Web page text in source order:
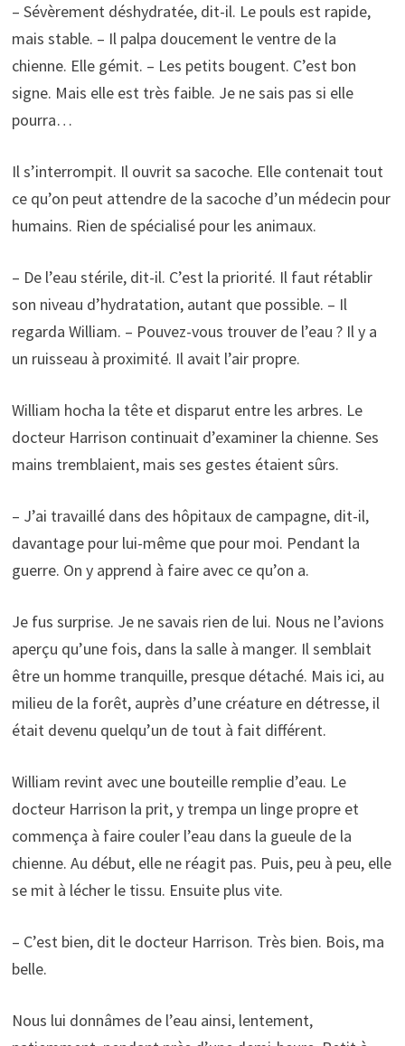
– Sévèrement déshydratée, dit-il. Le pouls est rapide,
mais stable. – Il palpa doucement le ventre de la
chienne. Elle gémit. – Les petits bougent. C’est bon
signe. Mais elle est très faible. Je ne sais pas si elle
pourra…
Il s’interrompit. Il ouvrit sa sacoche. Elle contenait tout
ce qu’on peut attendre de la sacoche d’un médecin pour
humains. Rien de spécialisé pour les animaux.
– De l’eau stérile, dit-il. C’est la priorité. Il faut rétablir
son niveau d’hydratation, autant que possible. – Il
regarda William. – Pouvez-vous trouver de l’eau ? Il y a
un ruisseau à proximité. Il avait l’air propre.
William hocha la tête et disparut entre les arbres. Le
docteur Harrison continuait d’examiner la chienne. Ses
mains tremblaient, mais ses gestes étaient sûrs.
– J’ai travaillé dans des hôpitaux de campagne, dit-il,
davantage pour lui-même que pour moi. Pendant la
guerre. On y apprend à faire avec ce qu’on a.
Je fus surprise. Je ne savais rien de lui. Nous ne l’avions
aperçu qu’une fois, dans la salle à manger. Il semblait
être un homme tranquille, presque détaché. Mais ici, au
milieu de la forêt, auprès d’une créature en détresse, il
était devenu quelqu’un de tout à fait différent.
William revint avec une bouteille remplie d’eau. Le
docteur Harrison la prit, y trempa un linge propre et
commença à faire couler l’eau dans la gueule de la
chienne. Au début, elle ne réagit pas. Puis, peu à peu, elle
se mit à lécher le tissu. Ensuite plus vite.
– C’est bien, dit le docteur Harrison. Très bien. Bois, ma
belle.
Nous lui donnâmes de l’eau ainsi, lentement,